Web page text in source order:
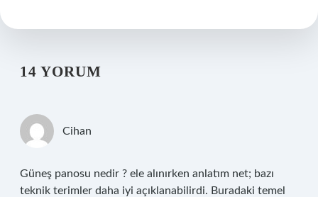
14 YORUM
Cihan
Güneş panosu nedir ? ele alınırken anlatım net; bazı
teknik terimler daha iyi açıklanabilirdi. Buradaki temel